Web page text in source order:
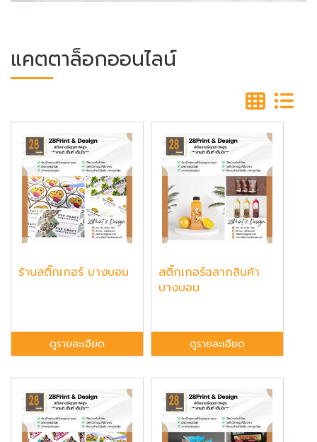
แคตตาล็อกออนไลน์
ร้านสติ๊กเกอร์ บางบอน
ดูรายละเอียด
สติ๊กเกอร์ฉลากสินค้า
บางบอน
ดูรายละเอียด